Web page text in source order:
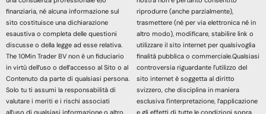
finanziaria, né alcuna informazione sul
sito costituisce una dichiarazione
esaustiva o completa delle questioni
discusse o della legge ad esse relativa.
The 10Min Trader BV non è un fiduciario
in virtù dell’uso o dell’accesso al Sito o al
Contenuto da parte di qualsiasi persona.
Solo tu ti assumi la responsabilità di
valutare i meriti e i rischi associati
riprodurre (anche parzialmente),
trasmettere (né per via elettronica né in
altro modo), modificare, stabilire link o
utilizzare il sito internet per qualsivoglia
finalità pubblica o commerciale.Qualsiasi
controversia riguardante l’utilizzo del
sito internet è soggetta al diritto
svizzero, che disciplina in maniera
esclusiva l’interpretazione, l’applicazione